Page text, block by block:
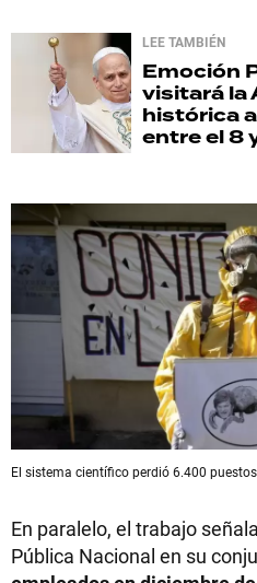
LEE TAMBIÉN
Emoción
visitará la
histórica
entre el 8
El sistema científico perdió 6.400
En paralelo, el trabajo
Pública Nacional en su